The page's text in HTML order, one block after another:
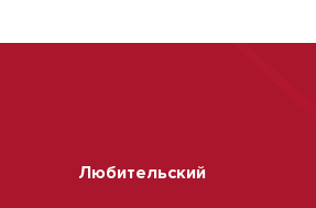
Любительский